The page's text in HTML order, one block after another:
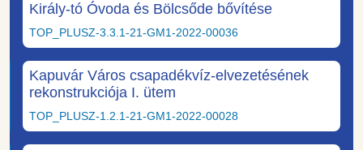
Király-tó Óvoda és Bölcsőde bővítése
TOP_PLUSZ-3.3.1-21-GM1-2022-00036
Kapuvár Város csapadékvíz-elvezetésének
rekonstrukciója I. ütem
TOP_PLUSZ-1.2.1-21-GM1-2022-00028